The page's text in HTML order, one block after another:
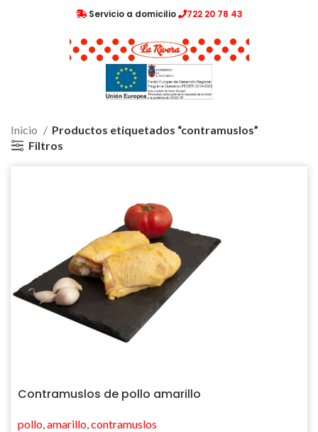
Servicio a domicilio 722 20 78 43
Inicio
Productos etiquetados “contramuslos”
Filtros
Contramuslos de pollo amarillo
pollo,amarillo,contramuslos